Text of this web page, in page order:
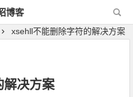
博客
xsehll不能删除字符的解决方案
决方案